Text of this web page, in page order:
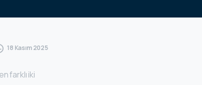
18 Kasım 2025
farklı iki